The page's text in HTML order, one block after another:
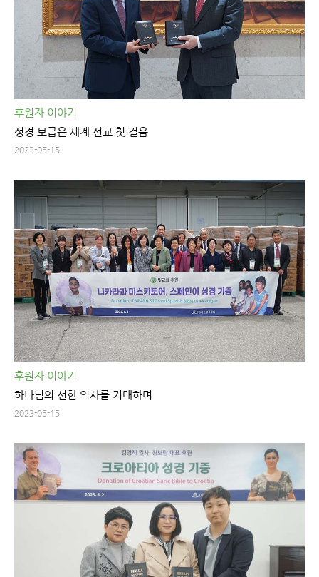
후원자 이야기
성경 보급은 세계 선교 첫 걸음
2023-05-15
후원자 이야기
하나님의 선한 역사를 기대하며
2023-05-15